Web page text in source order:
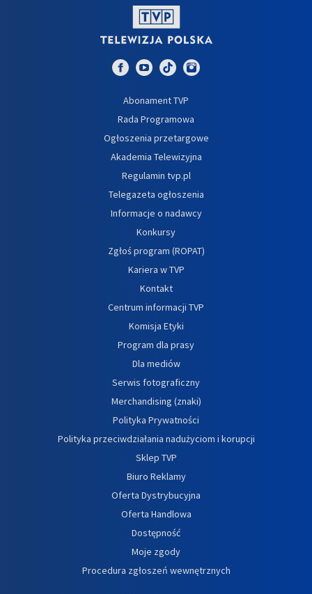
Abonament TVP
Rada Programowa
Ogłoszenia przetargowe
Akademia Telewizyjna
Regulamin tvp.pl
Telegazeta ogłoszenia
Informacje o nadawcy
Konkursy
Zgłoś program (ROPAT)
Kariera w TVP
Kontakt
Centrum informacji TVP
Komisja Etyki
Program dla prasy
Dla mediów
Serwis fotograficzny
Merchandising (znaki)
Polityka Prywatności
Polityka przeciwdziałania nadużyciom i korupcji
Sklep TVP
Biuro Reklamy
Oferta Dystrybucyjna
Oferta Handlowa
Dostępność
Moje zgody
Procedura zgłoszeń wewnętrznych